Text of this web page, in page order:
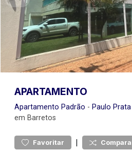
APARTAMENTO
Apartamento Padrão - Paulo Prata
em Barretos
Favoritar |